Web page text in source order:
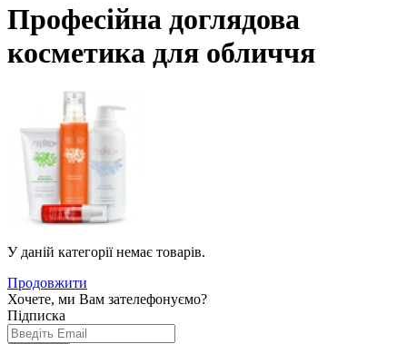
Професійна доглядова
косметика для обличчя
У даній категорії немає товарів.
Продовжити
Хочете, ми Вам зателефонуємо?
Підписка